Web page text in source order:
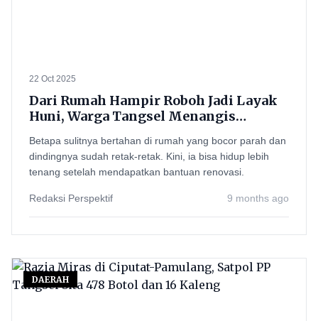
22 Oct 2025
Dari Rumah Hampir Roboh Jadi Layak
Huni, Warga Tangsel Menangis
Betapa sulitnya bertahan di rumah yang bocor parah dan
dindingnya sudah retak-retak. Kini, ia bisa hidup lebih
tenang setelah mendapatkan bantuan renovasi.
Redaksi Perspektif 9 months ago
DAERAH